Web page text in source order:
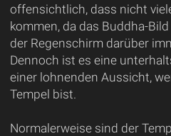
offensichtlich, dass nicht
kommen, da das Buddha-
der Regenschirm darüber
Dennoch ist es eine
einer lohnenden Aussicht,
Tempel bist.
Normalerweise sind der